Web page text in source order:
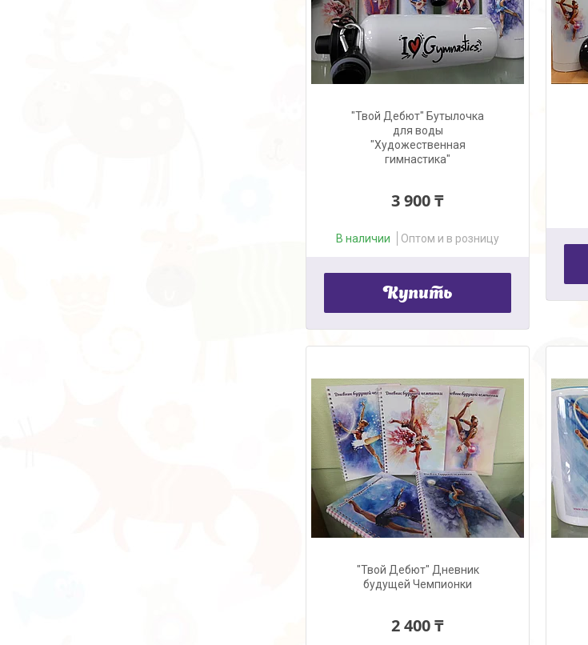
"Твой Дебют" Бутылочка
для воды
"Художественная
гимнастика"
3 900 ₸
В наличии Оптом и в розницу
Купить
"Твой Дебют" Дневник
будущей Чемпионки
2 400 ₸